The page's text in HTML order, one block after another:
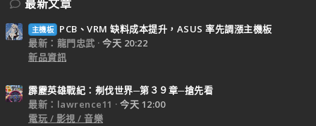
最新文章
主機板
PCB、VRM 缺料成本提升，ASUS 率先調漲主機板
最新：龍門忠武
今天 20:22
新品資訊
霹靂英雄戰紀：刜伐世界─第３９章─搶先看
最新：lawrence11
今天 12:00
電玩 / 影視 / 音樂